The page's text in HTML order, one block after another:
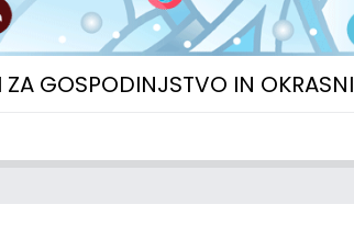
GOSPODINJSTVO IN